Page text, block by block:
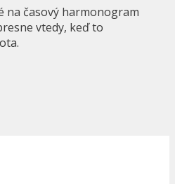
na časový harmonogram
vtedy, keď to